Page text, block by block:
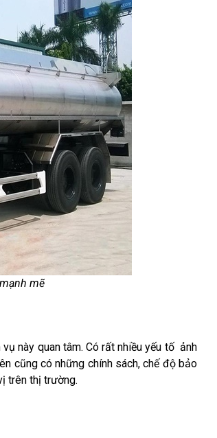
mẽ
này quan tâm. Có rất nhiều yếu tố ảnh
cũng có những chính sách, chế độ bảo
trên thị trường.